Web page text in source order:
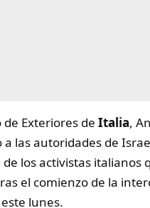
de Exteriores de Italia,
a las autoridades de
los activistas italianos
el comienzo de la
lunes.